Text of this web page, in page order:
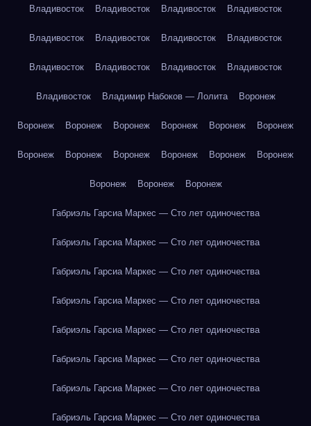
Владивосток Владивосток Владивосток Владивосток
Владивосток Владивосток Владивосток Владивосток
Владивосток Владивосток Владивосток Владивосток
Владивосток Владимир Набоков — Лолита Воронеж
Воронеж Воронеж Воронеж Воронеж Воронеж Воронеж
Воронеж Воронеж Воронеж Воронеж Воронеж Воронеж
Воронеж Воронеж Воронеж
Габриэль Гарсиа Маркес — Сто лет одиночества
Габриэль Гарсиа Маркес — Сто лет одиночества
Габриэль Гарсиа Маркес — Сто лет одиночества
Габриэль Гарсиа Маркес — Сто лет одиночества
Габриэль Гарсиа Маркес — Сто лет одиночества
Габриэль Гарсиа Маркес — Сто лет одиночества
Габриэль Гарсиа Маркес — Сто лет одиночества
Габриэль Гарсиа Маркес — Сто лет одиночества